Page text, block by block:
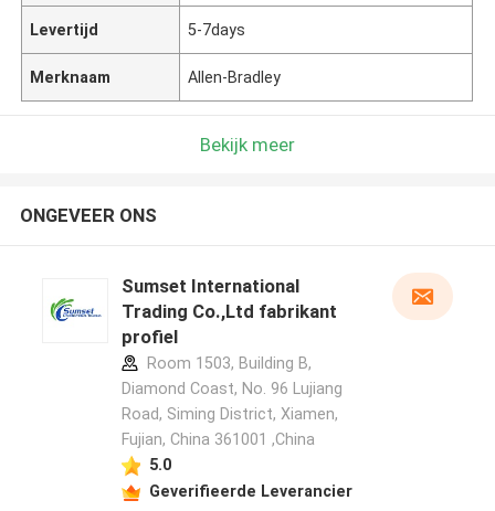
Levertijd 5-7days
Merknaam Allen-Bradley
Bekijk meer
ONGEVEER ONS
Sumset International
Trading Co.,Ltd fabrikant
profiel
Room 1503, Building B,
Diamond Coast, No. 96 Lujiang
Road, Siming District, Xiamen,
Fujian, China 361001 ,China
5.0
Geverifieerde Leverancier